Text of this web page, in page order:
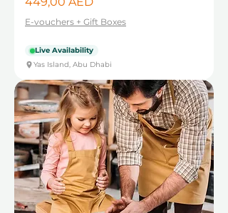
E-vouchers + Gift Boxes
Live Availability
Yas Island, Abu Dhabi